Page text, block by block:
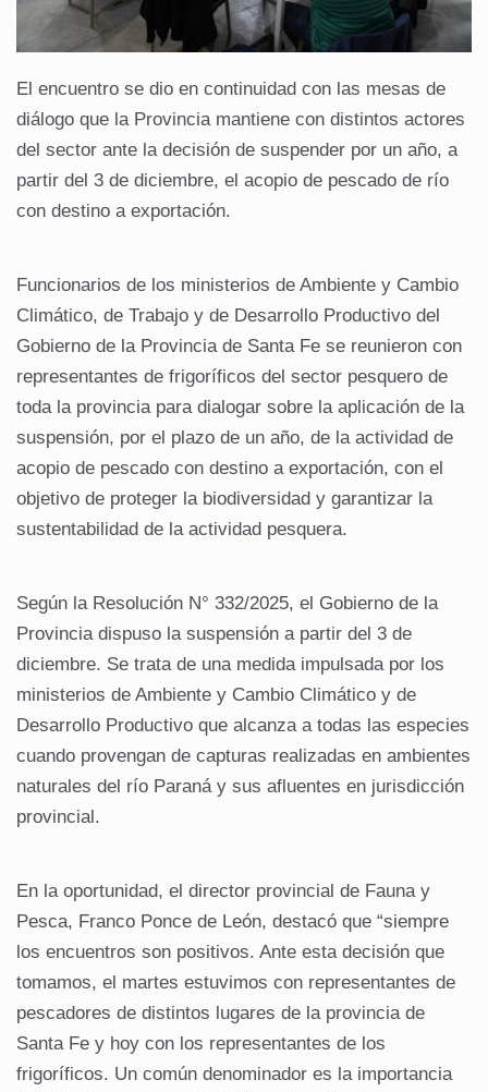
El encuentro se dio en continuidad con las mesas de
diálogo que la Provincia mantiene con distintos actores
del sector ante la decisión de suspender por un año, a
partir del 3 de diciembre, el acopio de pescado de río
con destino a exportación.
Funcionarios de los ministerios de Ambiente y Cambio
Climático, de Trabajo y de Desarrollo Productivo del
Gobierno de la Provincia de Santa Fe se reunieron con
representantes de frigoríficos del sector pesquero de
toda la provincia para dialogar sobre la aplicación de la
suspensión, por el plazo de un año, de la actividad de
acopio de pescado con destino a exportación, con el
objetivo de proteger la biodiversidad y garantizar la
sustentabilidad de la actividad pesquera.
Según la Resolución N° 332/2025, el Gobierno de la
Provincia dispuso la suspensión a partir del 3 de
diciembre. Se trata de una medida impulsada por los
ministerios de Ambiente y Cambio Climático y de
Desarrollo Productivo que alcanza a todas las especies
cuando provengan de capturas realizadas en ambientes
naturales del río Paraná y sus afluentes en jurisdicción
provincial.
En la oportunidad, el director provincial de Fauna y
Pesca, Franco Ponce de León, destacó que “siempre
los encuentros son positivos. Ante esta decisión que
tomamos, el martes estuvimos con representantes de
pescadores de distintos lugares de la provincia de
Santa Fe y hoy con los representantes de los
frigoríficos. Un común denominador es la importancia